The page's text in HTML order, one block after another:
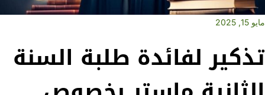
مايو 15, 2025
تذكير لفائدة طلبة السنة